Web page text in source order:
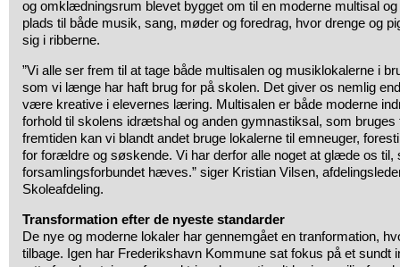
og omklædningsrum blevet bygget om til en moderne multisal
plads til både musik, sang, møder og foredrag, hvor drenge og
sig i ribberne.
”Vi alle ser frem til at tage både multisalen og musiklokalerne i
som vi længe har haft brug for på skolen. Det giver os nemlig
være kreative i elevernes læring. Multisalen er både moderne
forhold til skolens idrætshal og anden gymnastiksal, som bruges
fremtiden kan vi blandt andet bruge lokalerne til emneuger,
for forældre og søskende. Vi har derfor alle noget at glæde os til,
forsamlingsforbundet hæves.” siger Kristian Vilsen,
Skoleafdeling.
Transformation efter de nyeste standarder
De nye og moderne lokaler har gennemgået en tranformation,
tilbage. Igen har Frederikshavn Kommune sat fokus på et sundt